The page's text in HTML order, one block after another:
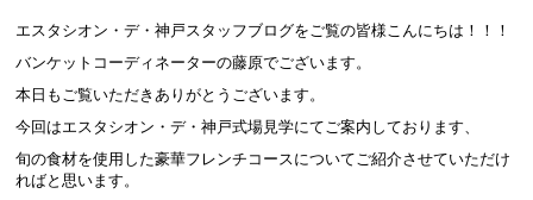
エスタシオン・デ・神戸スタッフブログをご覧の皆様こんにちは！！！
バンケットコーディネーターの藤原でございます。
本日もご覧いただきありがとうございます。
今回はエスタシオン・デ・神戸式場見学にてご案内しております、
旬の食材を使用した豪華フレンチコースについてご紹介させていただけ
ればと思います。